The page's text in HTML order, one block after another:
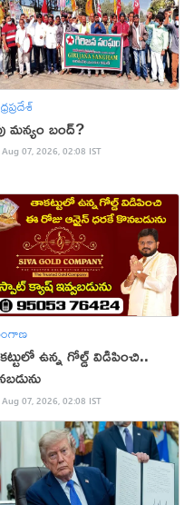
మన్యం బంద్‌?
Aug 07, 2026, 02:08 IST
ఉన్న గోల్డ్ విడిపించి..
Aug 07, 2026, 02:08 IST